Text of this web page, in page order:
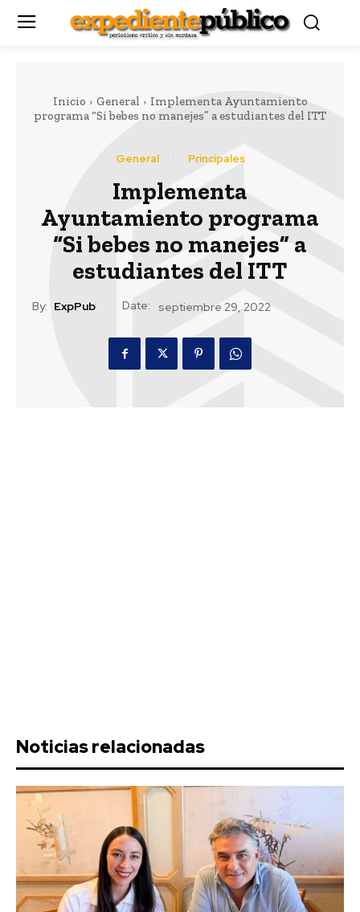
Inicio General
Implementa Ayuntamiento
programa “Si bebes no manejes” a estudiantes del ITT
General Principales
Implementa
Ayuntamiento programa
“Si bebes no manejes” a
estudiantes del ITT
By: ExpPub Date: septiembre 29, 2022
Noticias relacionadas